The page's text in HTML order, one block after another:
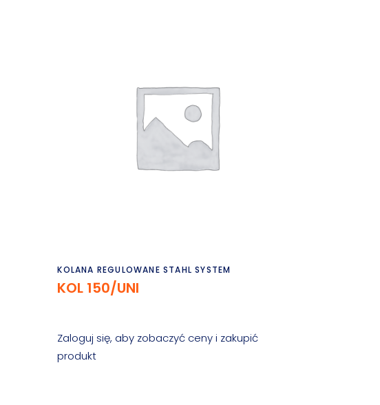
Czytaj dalej
KOLANA REGULOWANE STAHL SYSTEM
KOL 150/UNI
Zaloguj się, aby zobaczyć ceny i zakupić
produkt